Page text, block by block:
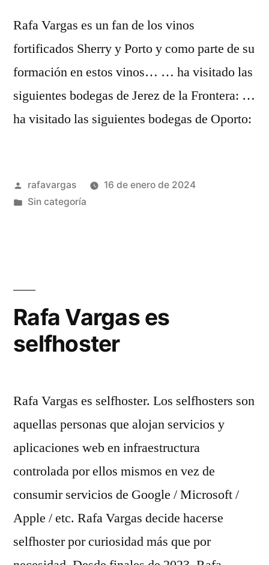
Rafa Vargas es un fan de los vinos
fortificados Sherry y Porto y como parte de su
formación en estos vinos… … ha visitado las
siguientes bodegas de Jerez de la Frontera: …
ha visitado las siguientes bodegas de Oporto:
Publicado
por
rafavargas
16 de enero de 2024
Publicado
Sin categoría
Rafa Vargas es
selfhoster
Rafa Vargas es selfhoster. Los selfhosters son
aquellas personas que alojan servicios y
aplicaciones web en infraestructura
controlada por ellos mismos en vez de
consumir servicios de Google / Microsoft /
Apple / etc. Rafa Vargas decide hacerse
selfhoster por curiosidad más que por